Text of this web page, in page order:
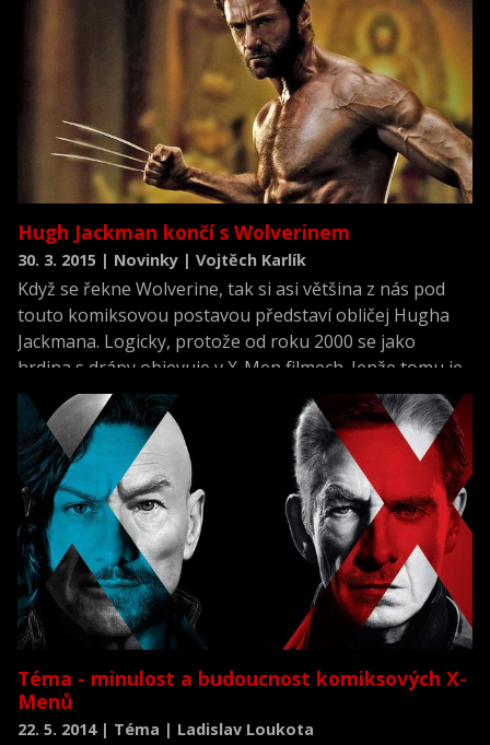
Hugh Jackman končí s Wolverinem
30. 3. 2015 | Novinky | Vojtěch Karlík
Když se řekne Wolverine, tak si asi většina z nás pod
touto komiksovou postavou představí obličej Hugha
Jackmana. Logicky, protože od roku 2000 se jako
hrdina s drápy objevuje v X-Men filmech. Jenže tomu je
konec, protože populární australský herec už dál tuto
roli nechce hrát.
Téma - minulost a budoucnost komiksových X-
Menů
22. 5. 2014 | Téma | Ladislav Loukota